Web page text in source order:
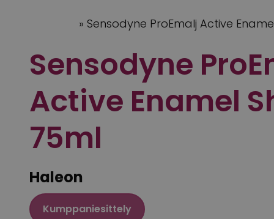
» Sensodyne ProEmalj Active
Sensodyne
Active Enamel
75ml
Haleon
Kumppaniesittely